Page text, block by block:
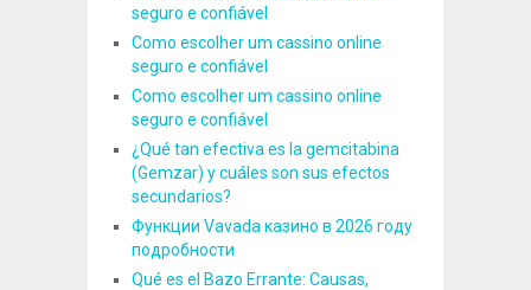
seguro e confiável
Como escolher um cassino online
seguro e confiável
Como escolher um cassino online
seguro e confiável
¿Qué tan efectiva es la gemcitabina
(Gemzar) y cuáles son sus efectos
secundarios?
Функции Vavada казино в 2026 году
подробности
Qué es el Bazo Errante: Causas,